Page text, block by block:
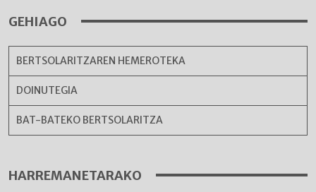
GEHIAGO
BERTSOLARITZAREN HEMEROTEKA
DOINUTEGIA
BAT-BATEKO BERTSOLARITZA
HARREMANETARAKO